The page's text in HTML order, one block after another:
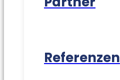
Referenzen